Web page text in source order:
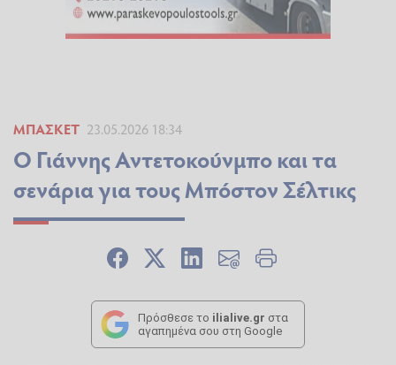
ΜΠΆΣΚΕΤ 23.05.2026 18:34
Ο Γιάννης Αντετοκούνμπο και τα
σενάρια για τους Μπόστον Σέλτικς
Πρόσθεσε το ilialive.gr στα
αγαπημένα σου στη Google